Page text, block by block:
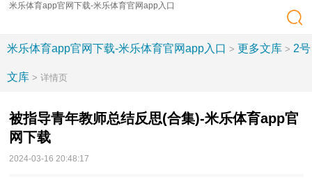
米乐体育app官网下载-米乐体育官网app入口
米乐体育app官网下载-米乐体育官网app入口 > 更多文库 > 2号
文库 > 详情页
被指导青年教师总结反思(合集)-米乐体育app官
网下载
2024-03-16 20:48:17